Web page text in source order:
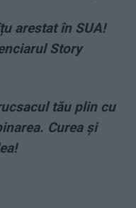
arestat în SUA!
Story
tău plin cu
Curea și